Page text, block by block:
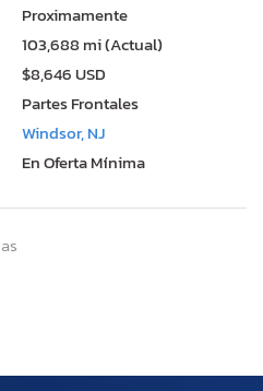
Proximamente
103,688 mi (Actual)
$8,646 USD
Partes Frontales
Windsor, NJ
En Oferta Mínima